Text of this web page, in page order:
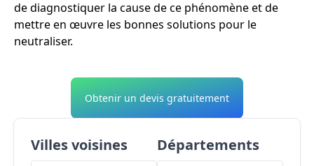
de diagnostiquer la cause de ce phénomène et de
mettre en œuvre les bonnes solutions pour le
neutraliser.
Obtenir un devis gratuitement
Villes voisines Départements